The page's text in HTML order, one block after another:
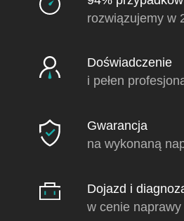
rozwiązujemy w
Doświadczenie
i pełen
Gwarancja
na wykonaną
Dojazd i
w cenie naprawy